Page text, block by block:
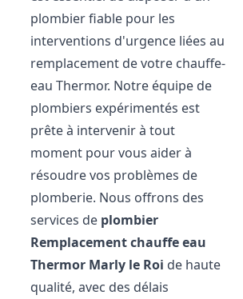
plombier fiable pour les
interventions d'urgence liées au
remplacement de votre chauffe-
eau Thermor. Notre équipe de
plombiers expérimentés est
prête à intervenir à tout
moment pour vous aider à
résoudre vos problèmes de
plomberie. Nous offrons des
services de plombier
Remplacement chauffe eau
Thermor Marly le Roi de haute
qualité, avec des délais